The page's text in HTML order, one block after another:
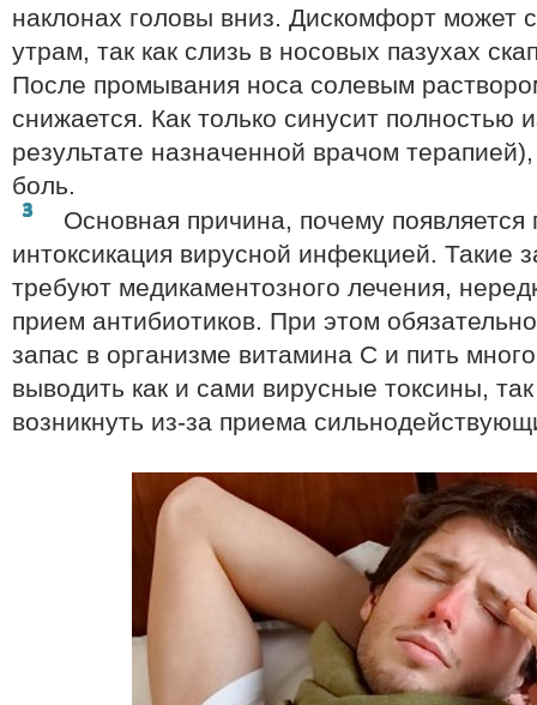
наклонах головы вниз. Дискомфорт может
утрам, так как слизь в носовых пазухах
После промывания носа солевым
снижается. Как только синусит полностью
результате назначенной врачом
боль.
Основная причина, почему появляется
интоксикация вирусной инфекцией. Такие
требуют медикаментозного лечения,
прием антибиотиков. При этом
запас в организме витамина С и пить
выводить как и сами вирусные токсины,
возникнуть из-за приема